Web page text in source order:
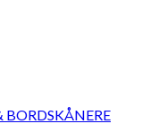
BORDSKÅNERE